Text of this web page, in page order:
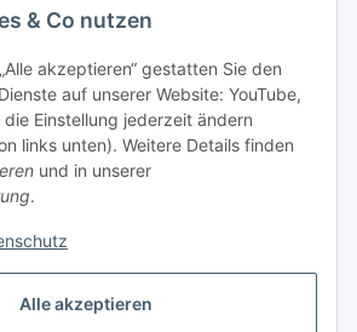
Alle akzeptieren
& Co nutzen
akzeptieren“ gestatten Sie den
auf unserer Website: YouTube,
die Einstellung jederzeit ändern
links unten). Weitere Details finden
und in unserer
.